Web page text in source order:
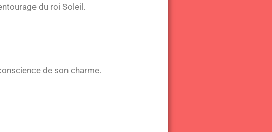
du roi Soleil.
de son charme.